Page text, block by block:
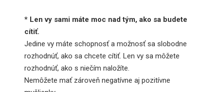
* Len vy sami máte moc nad tým, ako sa budete
cítiť.
Jedine vy máte schopnosť a možnosť sa slobodne
rozhodnúť, ako sa chcete cítiť. Len vy sa môžete
rozhodnúť, ako s niečím naložíte.
Nemôžete mať zároveň negatívne aj pozitívne